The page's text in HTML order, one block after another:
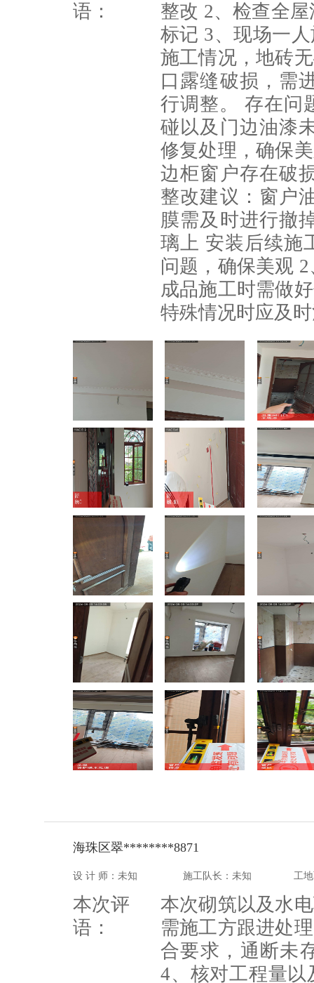
语：
整改 2、检查全
标记 3、现场一
施工情况，地砖
口露缝破损，需
行调整。 存在问
碰以及门边油漆
修复处理，确保
边柜窗户存在破
整改建议：窗户
膜需及时进行撤
璃上 安装后续施
问题，确保美观
成品施工时需做
特殊情况时应及
海珠区翠********8871
设 计 师：未知 施工队长：未知 工
本次评
语：
本次砌筑以及水
需施工方跟进处
合要求，通断未
4、核对工程量